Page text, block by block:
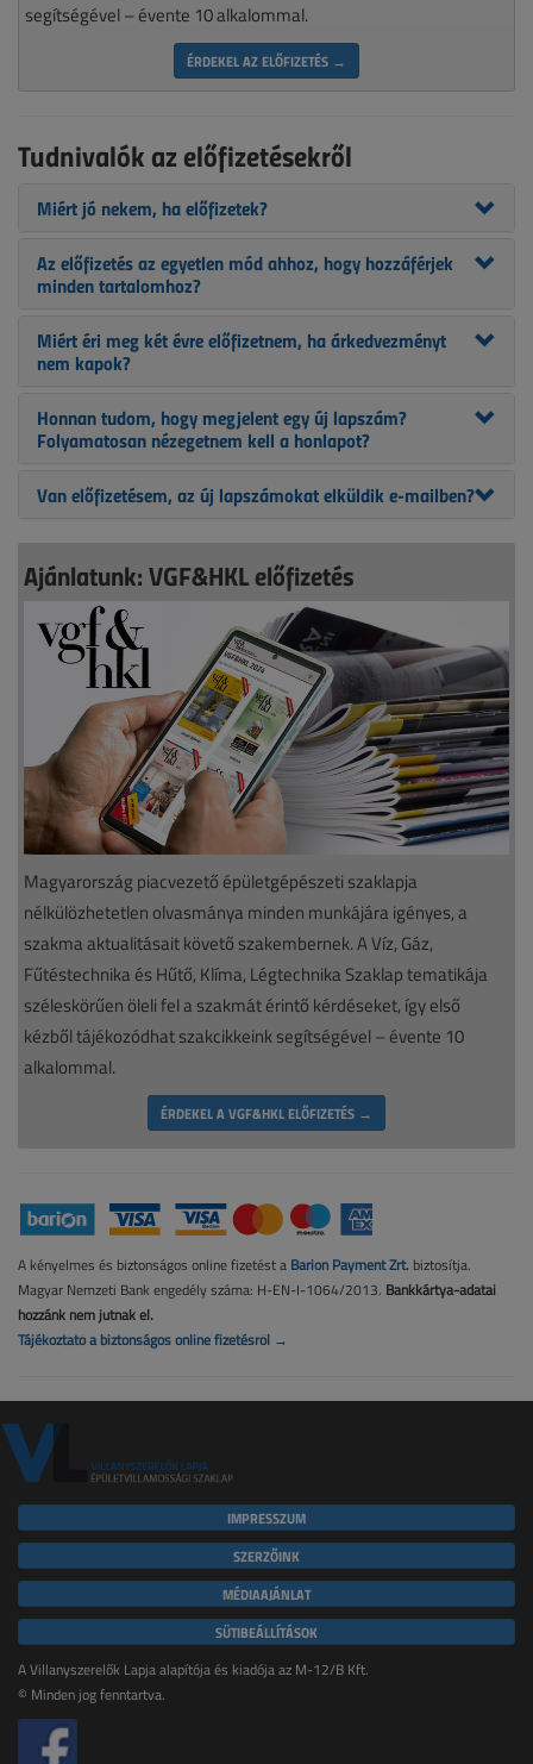
segítségével – évente 10 alkalommal.
ÉRDEKEL AZ ELŐFIZETÉS →
Tudnivalók az előfizetésekről
Miért jó nekem, ha előfizetek?
Az előfizetés az egyetlen mód ahhoz, hogy hozzáférjek
minden tartalomhoz?
Miért éri meg két évre előfizetnem, ha árkedvezményt
nem kapok?
Honnan tudom, hogy megjelent egy új lapszám?
Folyamatosan nézegetnem kell a honlapot?
Van előfizetésem, az új lapszámokat elküldik e-mailben?
Ajánlatunk: VGF&HKL előfizetés
Magyarország piacvezető épületgépészeti szaklapja
nélkülözhetetlen olvasmánya minden munkájára igényes, a
szakma aktualitásait követő szakembernek. A Víz, Gáz,
Fűtéstechnika és Hűtő, Klíma, Légtechnika Szaklap tematikája
széleskörűen öleli fel a szakmát érintő kérdéseket, így első
kézből tájékozódhat szakcikkeink segítségével – évente 10
alkalommal.
ÉRDEKEL A VGF&HKL ELŐFIZETÉS →
A kényelmes és biztonságos online fizetést a Barion Payment Zrt. biztosítja.
Magyar Nemzeti Bank engedély száma: H-EN-I-1064/2013. Bankkártya-adatai
hozzánk nem jutnak el.
Tájékoztató a biztonságos online fizetésről →
IMPRESSZUM
SZERZŐINK
MÉDIAAJÁNLAT
SÜTIBEÁLLÍTÁSOK
A Villanyszerelők Lapja alapítója és kiadója az M-12/B Kft.
© Minden jog fenntartva.